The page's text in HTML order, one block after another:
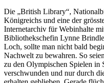
Die „British Library“,
Königreichs und eine der
Internetarchiv für Webinhalte
Bibliothekschefin Lynne
Loch, sollte man nicht bald
Nachwelt zu bewahren. So
zu den Olympischen Spielen in
verschwunden und nur durch